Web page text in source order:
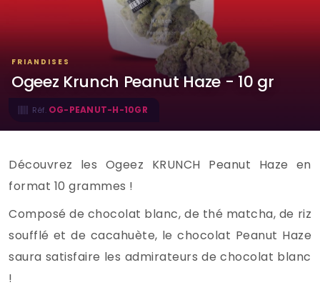
FRIANDISES
Ogeez Krunch Peanut Haze - 10 gr
Réf. OG-PEANUT-H-10GR
Découvrez les Ogeez KRUNCH Peanut Haze en
format 10 grammes !
Composé de chocolat blanc, de thé matcha, de riz
soufflé et de cacahuète, le chocolat Peanut Haze
saura satisfaire les admirateurs de chocolat blanc
!